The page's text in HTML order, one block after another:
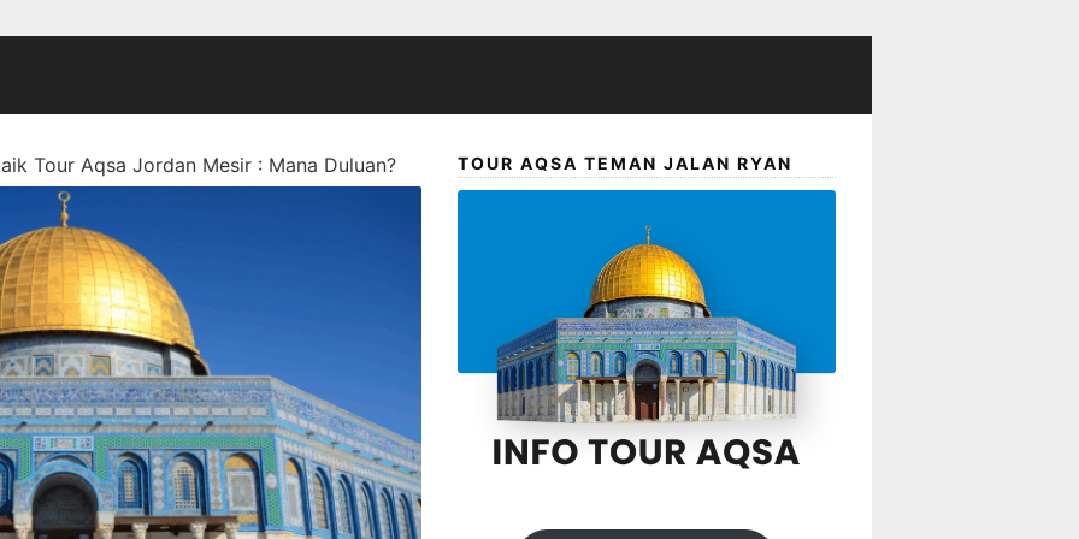
Tour Aqsa Jordan Mesir : Mana Duluan? TOUR AQSA TEMAN JALAN RYAN